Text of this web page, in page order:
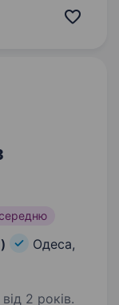
Робота
Одеса,
2 років.